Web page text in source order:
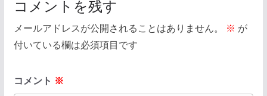
コメントを残す
メールアドレスが公開されることはありません。 ※ が
付いている欄は必須項目です
コメント ※